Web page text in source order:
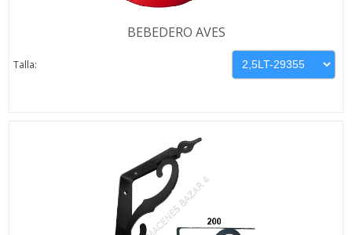
BEBEDERO AVES
Talla: